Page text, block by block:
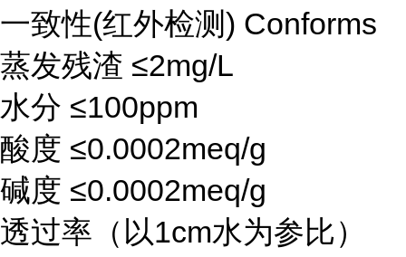
一致性(红外检测) Conforms
蒸发残渣 ≤2mg/L
水分 ≤100ppm
酸度 ≤0.0002meq/g
碱度 ≤0.0002meq/g
透过率（以1cm水为参比）